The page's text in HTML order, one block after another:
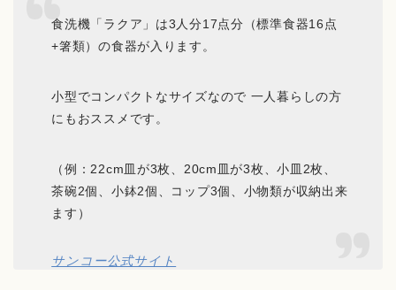
食洗機「ラクア」は3人分17点分（標準食器16点
+箸類）の食器が入ります。
小型でコンパクトなサイズなので 一人暮らしの方
にもおススメです。
（例：22cm皿が3枚、20cm皿が3枚、小皿2枚、
茶碗2個、小鉢2個、コップ3個、小物類が収納出来
ます）
サンコー公式サイト